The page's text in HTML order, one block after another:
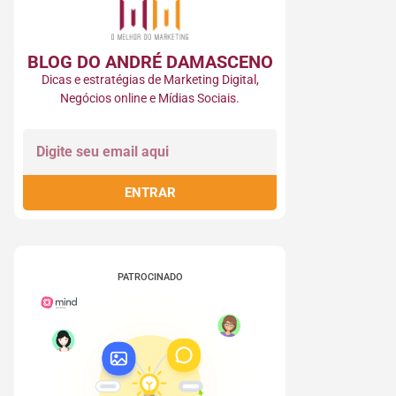
BLOG DO ANDRÉ DAMASCENO
Dicas e estratégias de Marketing Digital,
Negócios online e Mídias Sociais.
ENTRAR
PATROCINADO